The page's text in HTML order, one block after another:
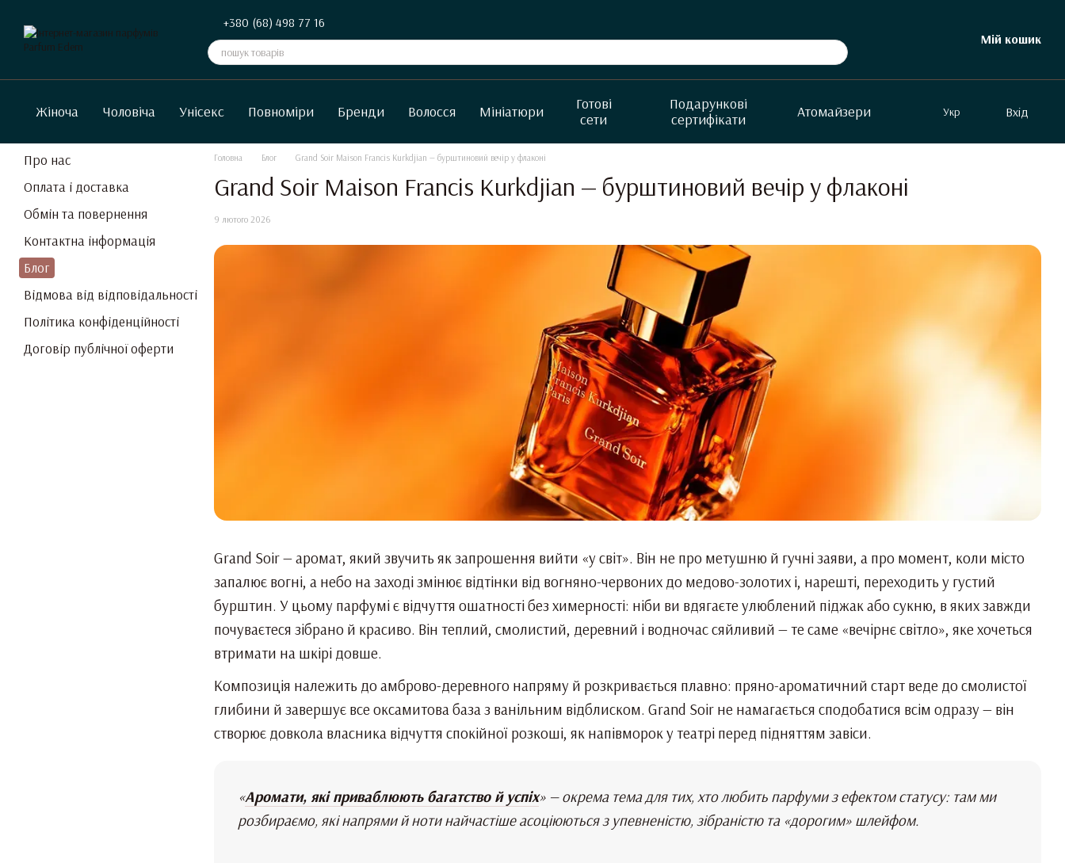
+380 (68) 498 77 16
Мій кошик
Жіноча Чоловіча Унісекс Повноміри Бренди Волосся Мініатюри
Готові
сети
Подарункові
сертифікати
Aтомайзери Укр Вхід
Головна Блог Grand Soir Maison Francis Kurkdjian — бурштиновий вечір у флаконі
Grand Soir Maison Francis Kurkdjian — бурштиновий вечір у флаконі
9 лютого 2026
Grand Soir — аромат, який звучить як запрошення вийти «у світ». Він не про метушню й гучні заяви, а про момент, коли місто
запалює вогні, а небо на заході змінює відтінки від вогняно-червоних до медово-золотих і, нарешті, переходить у густий
бурштин. У цьому парфумі є відчуття ошатності без химерності: ніби ви вдягаєте улюблений піджак або сукню, в яких завжди
почуваєтеся зібрано й красиво. Він теплий, смолистий, деревний і водночас сяйливий — те саме «вечірнє світло», яке хочеться
втримати на шкірі довше.
Композиція належить до амброво-деревного напряму й розкривається плавно: пряно-ароматичний старт веде до смолистої
глибини й завершує все оксамитова база з ванільним відблиском. Grand Soir не намагається сподобатися всім одразу — він
створює довкола власника відчуття спокійної розкоші, як напівморок у театрі перед підняттям завіси.
«Аромати, які приваблюють багатство й успіх» — окрема тема для тих, хто любить парфуми з ефектом статусу: там ми
розбираємо, які напрями й ноти найчастіше асоціюються з упевненістю, зібраністю та «дорогим» шлейфом.
Про нас
Оплата і доставка
Обмін та повернення
Контактна інформація
Блог
Відмова від відповідальності
Політика конфіденційності
Договір публічної оферти